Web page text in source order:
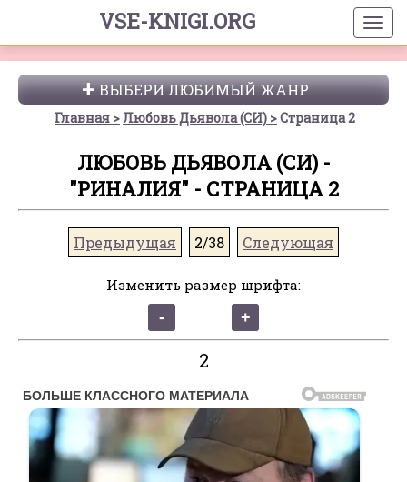
VSE-KNIGI.ORG
ВЫБЕРИ ЛЮБИМЫЙ ЖАНР
Главная Любовь Дьявола (СИ) Страница 2
ЛЮБОВЬ ДЬЯВОЛА (СИ) -
"РИНАЛИЯ" - СТРАНИЦА 2
Предыдущая 2/38 Следующая
Изменить размер шрифта:
2